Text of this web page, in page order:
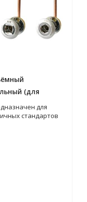
(для
для
стандартов